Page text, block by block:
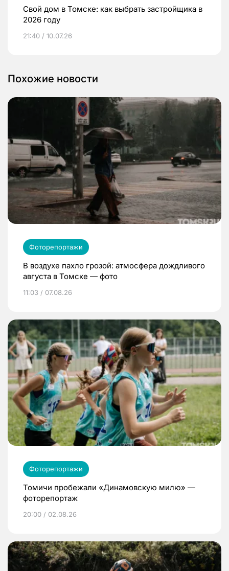
Свой дом в Томске: как выбрать застройщика в
2026 году
21:40 / 10.07.26
Похожие новости
Фоторепортажи
В воздухе пахло грозой: атмосфера дождливого
августа в Томске — фото
11:03 / 07.08.26
Фоторепортажи
Томичи пробежали «Динамовскую милю» —
фоторепортаж
20:00 / 02.08.26